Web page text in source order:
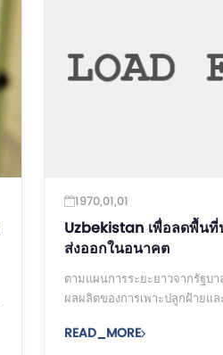
1970,01,01
Uzbekistan เพื่อลดพื้น
ส่งออกในอนาคต
ตามแผนการระยะยาวจากรัฐบ
ผลผลิตของการเพาะปลูกฝ้ายแ
READ_MORE